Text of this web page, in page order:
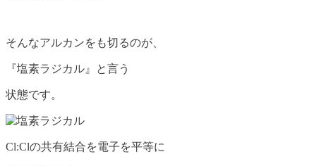
そんなアルカンをも切るのが、
『塩素ラジカル』と言う
状態です。
Cl:Clの共有結合を電子を平等に